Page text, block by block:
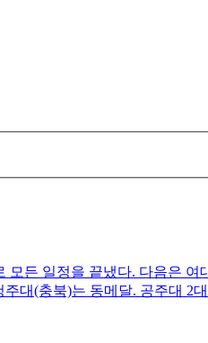
든 일정을 끝냈다. 다음은 여
대(충북)는 동메달. 공주대 2대